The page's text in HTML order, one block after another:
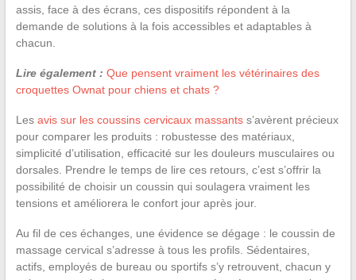
assis, face à des écrans, ces dispositifs répondent à la
demande de solutions à la fois accessibles et adaptables à
chacun.
Lire également : Que pensent vraiment les vétérinaires des
croquettes Ownat pour chiens et chats ?
Les avis sur les coussins cervicaux massantss’avèrent précieux
pour comparer les produits : robustesse des matériaux,
simplicité d’utilisation, efficacité sur les douleurs musculaires ou
dorsales. Prendre le temps de lire ces retours, c’est s’offrir la
possibilité de choisir un coussin qui soulagera vraiment les
tensions et améliorera le confort jour après jour.
Au fil de ces échanges, une évidence se dégage : le coussin de
massage cervical s’adresse à tous les profils. Sédentaires,
actifs, employés de bureau ou sportifs s’y retrouvent, chacun y